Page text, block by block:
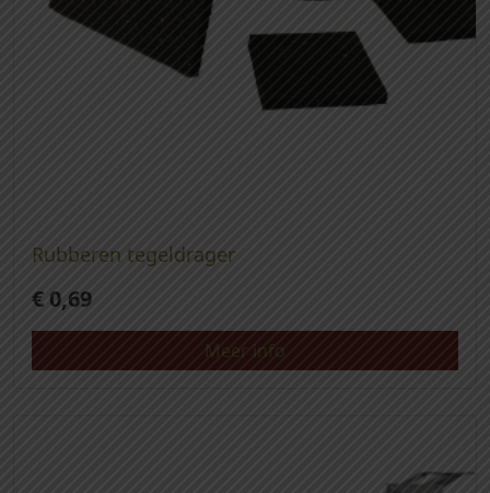
Rubberen tegeldrager
€ 0,69
Meer info